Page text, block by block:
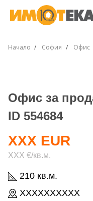
Начало София Офис
Офис за
ID 554684
210 кв.м.
XXXXXXXXXX
XXX EUR
XXX €/кв.м.